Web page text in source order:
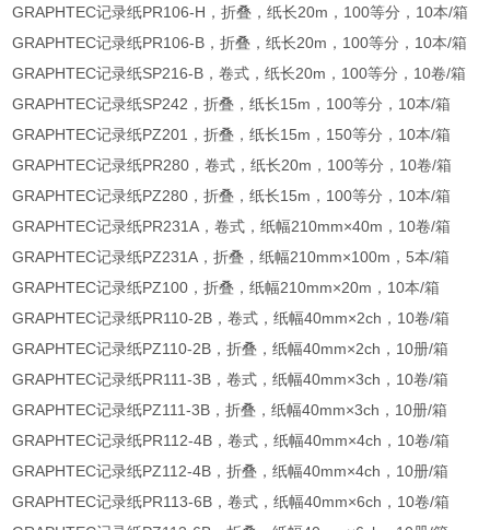
GRAPHTEC记录纸PR106-H，折叠，纸长20m，100等分，10本/箱
GRAPHTEC记录纸PR106-B，折叠，纸长20m，100等分，10本/箱
GRAPHTEC记录纸SP216-B，卷式，纸长20m，100等分，10卷/箱
GRAPHTEC记录纸SP242，折叠，纸长15m，100等分，10本/箱
GRAPHTEC记录纸PZ201，折叠，纸长15m，150等分，10本/箱
GRAPHTEC记录纸PR280，卷式，纸长20m，100等分，10卷/箱
GRAPHTEC记录纸PZ280，折叠，纸长15m，100等分，10本/箱
GRAPHTEC记录纸PR231A，卷式，纸幅210mm×40m，10卷/箱
GRAPHTEC记录纸PZ231A，折叠，纸幅210mm×100m，5本/箱
GRAPHTEC记录纸PZ100，折叠，纸幅210mm×20m，10本/箱
GRAPHTEC记录纸PR110-2B，卷式，纸幅40mm×2ch，10卷/箱
GRAPHTEC记录纸PZ110-2B，折叠，纸幅40mm×2ch，10册/箱
GRAPHTEC记录纸PR111-3B，卷式，纸幅40mm×3ch，10卷/箱
GRAPHTEC记录纸PZ111-3B，折叠，纸幅40mm×3ch，10册/箱
GRAPHTEC记录纸PR112-4B，卷式，纸幅40mm×4ch，10卷/箱
GRAPHTEC记录纸PZ112-4B，折叠，纸幅40mm×4ch，10册/箱
GRAPHTEC记录纸PR113-6B，卷式，纸幅40mm×6ch，10卷/箱